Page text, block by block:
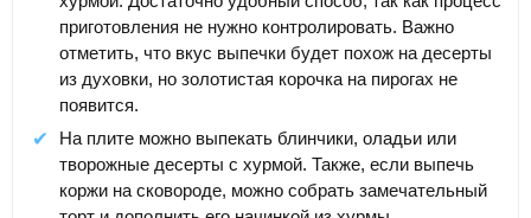
приготовления не нужно контролировать. Важно
отметить, что вкус выпечки будет похож на десерты
из духовки, но золотистая корочка на пирогах не
появится.
На плите можно выпекать блинчики, оладьи или
творожные десерты с хурмой. Также, если выпечь
коржи на сковороде, можно собрать замечательный